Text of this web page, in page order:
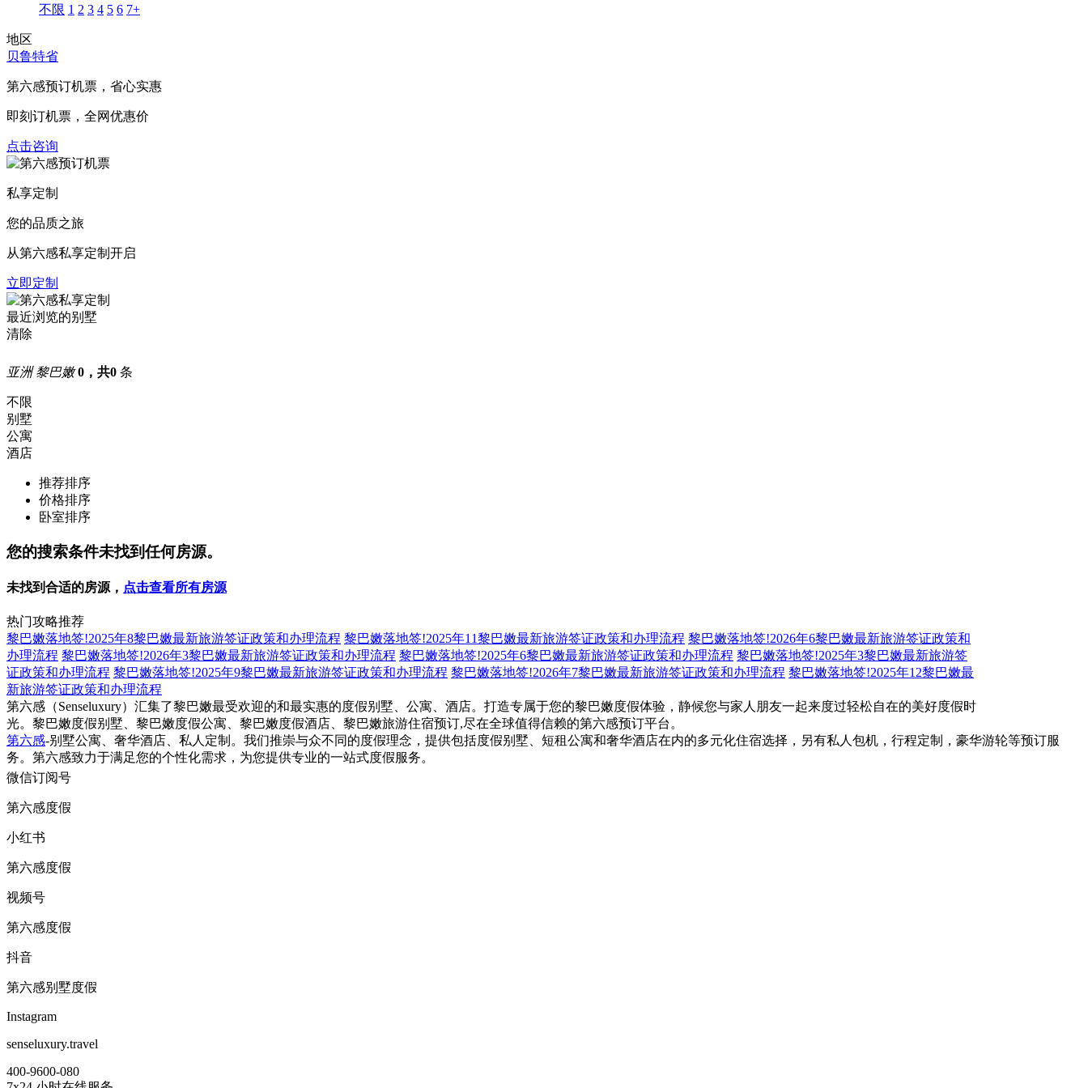
不限 1 2 3 4 5 6 7+
地区
贝鲁特省
第六感预订机票， 省心实惠
即刻订机票，全网优惠价
点击咨询
私享定制
您的品质之旅
从第六感私享定制开启
立即定制
最近浏览的别墅
清除
亚洲 黎巴嫩 0，共0 条
不限
别墅
公寓
酒店
推荐排序
价格排序
卧室排序
您的搜索条件未找到任何房源。
未找到合适的房源， 点击查看所有房源
热门攻略推荐
黎巴嫩落地签!2025年8黎巴嫩最新旅游签证政策和办理流程 黎巴嫩落地签!2025年11黎巴嫩最新旅游签证政策和办理流程 黎巴嫩落地签!2026年6黎巴嫩最新旅游签证政策和
办理流程 黎巴嫩落地签!2026年3黎巴嫩最新旅游签证政策和办理流程 黎巴嫩落地签!2025年6黎巴嫩最新旅游签证政策和办理流程 黎巴嫩落地签!2025年3黎巴嫩最新旅游签
证政策和办理流程 黎巴嫩落地签!2025年9黎巴嫩最新旅游签证政策和办理流程 黎巴嫩落地签!2026年7黎巴嫩最新旅游签证政策和办理流程 黎巴嫩落地签!2025年12黎巴嫩最
新旅游签证政策和办理流程
第六感（Senseluxury）汇集了黎巴嫩最受欢迎的和最实惠的度假别墅、公寓、酒店。打造专属于您的黎巴嫩度假体验，静候您与家人朋友一起来度过轻松自在的美好度假时
光。黎巴嫩度假别墅、黎巴嫩度假公寓、黎巴嫩度假酒店、黎巴嫩旅游住宿预订,尽在全球值得信赖的第六感预订平台。
第六感-别墅公寓、奢华酒店、私人定制。我们推崇与众不同的度假理念，提供包括度假别墅、短租公寓和奢华酒店在内的多元化住宿选择，另有私人包机，行程定制，豪华游轮等预订服
务。第六感致力于满足您的个性化需求，为您提供专业的一站式度假服务。
微信订阅号
第六感度假
小红书
第六感度假
视频号
第六感度假
抖音
第六感别墅度假
Instagram
senseluxury.travel
400-9600-080